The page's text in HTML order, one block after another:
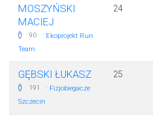
MOSZYŃSKI
MACIEJ
90 · Ekoprojekt Run
Team
24
GĘBSKI ŁUKASZ
191 · Fizjobiegacze
Szczecin
25